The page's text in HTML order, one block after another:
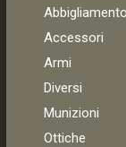
Abbigliamento
Accessori
Armi
Diversi
Munizioni
Ottiche